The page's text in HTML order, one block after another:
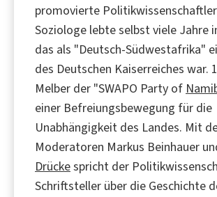
promovierte
Soziologe lebte selbst viele Jahre
das als "Deutsch-Südwestafrika"
des Deutschen Kaiserreiches war.
Melber der "SWAPO Party of
einer Befreiungsbewegung für die
Unabhängigkeit des Landes. Mit
Moderatoren Markus Beinhauer
Drückespricht der
Schriftsteller über die Geschichte